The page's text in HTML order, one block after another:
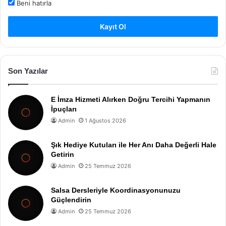
Beni hatırla
Kayıt Ol
Son Yazılar
E İmza Hizmeti Alırken Doğru Tercihi Yapmanın
İpuçları
Admin 1 Ağustos 2026
Şık Hediye Kutuları ile Her Anı Daha Değerli Hale
Getirin
Admin 25 Temmuz 2026
Salsa Dersleriyle Koordinasyonunuzu
Güçlendirin
Admin 25 Temmuz 2026